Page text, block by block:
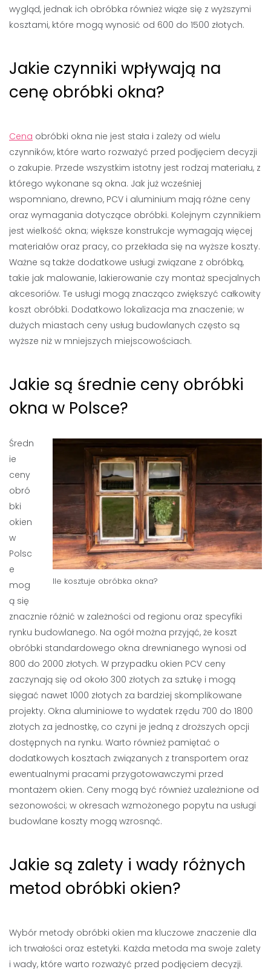
wygląd, jednak ich obróbka również wiąże się z wyższymi
kosztami, które mogą wynosić od 600 do 1500 złotych.
Jakie czynniki wpływają na
cenę obróbki okna?
Cena obróbki okna nie jest stała i zależy od wielu
czynników, które warto rozważyć przed podjęciem decyzji
o zakupie. Przede wszystkim istotny jest rodzaj materiału, z
którego wykonane są okna. Jak już wcześniej
wspomniano, drewno, PCV i aluminium mają różne ceny
oraz wymagania dotyczące obróbki. Kolejnym czynnikiem
jest wielkość okna; większe konstrukcje wymagają więcej
materiałów oraz pracy, co przekłada się na wyższe koszty.
Ważne są także dodatkowe usługi związane z obróbką,
takie jak malowanie, lakierowanie czy montaż specjalnych
akcesoriów. Te usługi mogą znacząco zwiększyć całkowity
koszt obróbki. Dodatkowo lokalizacja ma znaczenie; w
dużych miastach ceny usług budowlanych często są
wyższe niż w mniejszych miejscowościach.
Jakie są średnie ceny obróbki
okna w Polsce?
Ile kosztuje obróbka okna?
Średn
ie
ceny
obró
bki
okien
w
Polsc
e
mog
ą się
znacznie różnić w zależności od regionu oraz specyfiki
rynku budowlanego. Na ogół można przyjąć, że koszt
obróbki standardowego okna drewnianego wynosi od
800 do 2000 złotych. W przypadku okien PCV ceny
zaczynają się od około 300 złotych za sztukę i mogą
sięgać nawet 1000 złotych za bardziej skomplikowane
projekty. Okna aluminiowe to wydatek rzędu 700 do 1800
złotych za jednostkę, co czyni je jedną z droższych opcji
dostępnych na rynku. Warto również pamiętać o
dodatkowych kosztach związanych z transportem oraz
ewentualnymi pracami przygotowawczymi przed
montażem okien. Ceny mogą być również uzależnione od
sezonowości; w okresach wzmożonego popytu na usługi
budowlane koszty mogą wzrosnąć.
Jakie są zalety i wady różnych
metod obróbki okien?
Wybór metody obróbki okien ma kluczowe znaczenie dla
ich trwałości oraz estetyki. Każda metoda ma swoje zalety
i wady, które warto rozważyć przed podjęciem decyzji.